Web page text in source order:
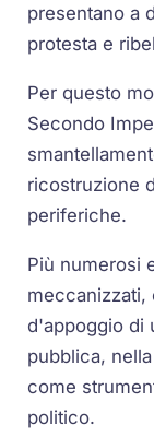
presentano a
protesta e
Per questo
Secondo
ricostruzione
periferiche.
Più numerosi
meccanizzati,
d'appoggio di
pubblica,
come
politico.